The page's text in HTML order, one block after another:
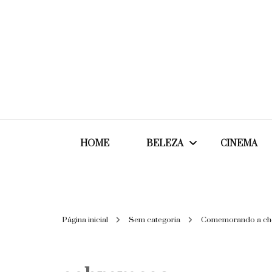
HOME BELEZA
Cosméticos
CINEMA
Página inicial Sem categoria Comemorando a